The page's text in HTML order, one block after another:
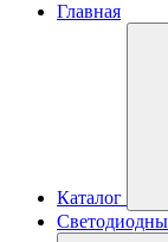
Главная
Каталог